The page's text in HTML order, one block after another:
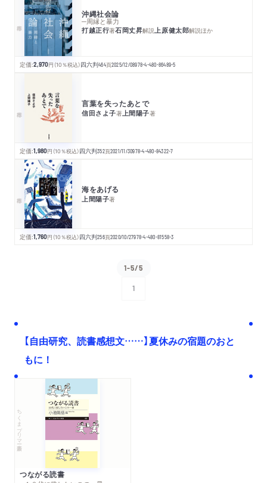
沖縄社会論
─周縁と暴力
打越正行著石岡丈昇解説上原健太郎解説ほか
定価:2,970円 （10％税込）四六判464頁2025/12/08978-4-480-86489-5
言葉を失ったあとで
信田さよ子著上間陽子著
定価:1,980円 （10％税込）四六判352頁2021/11/30978-4-480-84322-7
海をあげる
上間陽子著
定価:1,760円 （10％税込）四六判256頁2020/10/27978-4-480-81558-3
1-5/5
1
【自由研究、読書感想文……】夏休みの宿題のおと
もに！
ちくまプリマー新書
つながる読書